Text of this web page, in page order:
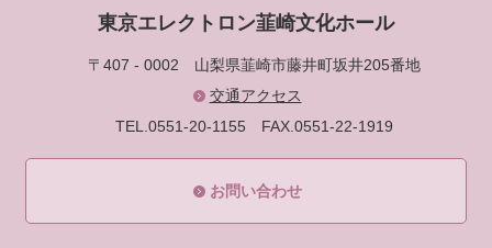
東京エレクトロン韮崎文化ホール
〒407 - 0002 山梨県韮崎市藤井町坂井205番地
交通アクセス
TEL.0551-20-1155 FAX.0551-22-1919
お問い合わせ